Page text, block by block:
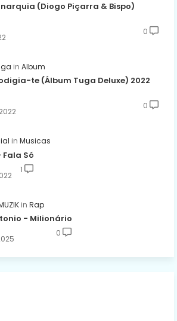
(Diogo Piçarra & Bispo)
0
Album
te (Álbum Tuga Deluxe) 2022
0
Musicas
Só
1
Rap
- Milionário
0